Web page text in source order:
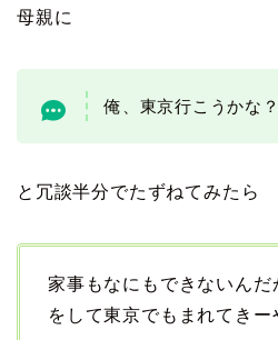
母親に
俺、東京行こうかな？
と冗談半分でたずねてみたら
家事もなにもできないんだ
をして東京でもまれてきー